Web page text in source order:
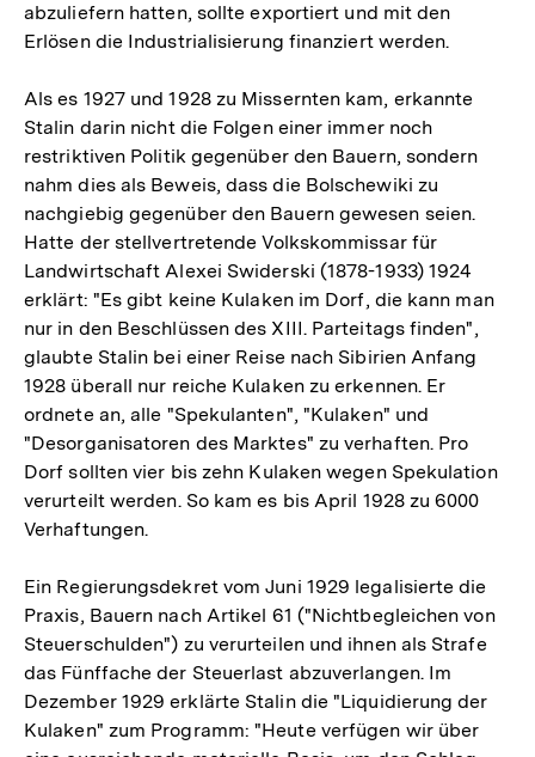
abzuliefern hatten, sollte exportiert und mit den
Erlösen die Industrialisierung finanziert werden.
Als es 1927 und 1928 zu Missernten kam, erkannte
Stalin darin nicht die Folgen einer immer noch
restriktiven Politik gegenüber den Bauern, sondern
nahm dies als Beweis, dass die Bolschewiki zu
nachgiebig gegenüber den Bauern gewesen seien.
Hatte der stellvertretende Volkskommissar für
Landwirtschaft Alexei Swiderski (1878-1933) 1924
erklärt: "Es gibt keine Kulaken im Dorf, die kann man
nur in den Beschlüssen des XIII. Parteitags finden",
glaubte Stalin bei einer Reise nach Sibirien Anfang
1928 überall nur reiche Kulaken zu erkennen. Er
ordnete an, alle "Spekulanten", "Kulaken" und
"Desorganisatoren des Marktes" zu verhaften. Pro
Dorf sollten vier bis zehn Kulaken wegen Spekulation
verurteilt werden. So kam es bis April 1928 zu 6000
Verhaftungen.
Ein Regierungsdekret vom Juni 1929 legalisierte die
Praxis, Bauern nach Artikel 61 ("Nichtbegleichen von
Steuerschulden") zu verurteilen und ihnen als Strafe
das Fünffache der Steuerlast abzuverlangen. Im
Dezember 1929 erklärte Stalin die "Liquidierung der
Kulaken" zum Programm: "Heute verfügen wir über